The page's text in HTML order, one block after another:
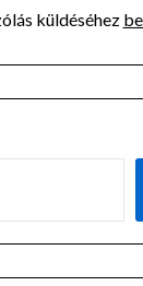
küldéséhez